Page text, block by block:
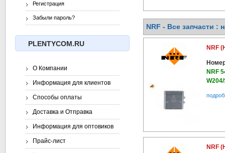
NRF - Все запчасти :
NRF
NRF
NRF
Регистрация
Забыли пароль?
PLENTYCOM.RU
О Компании
Информация для клиентов
Способы оплаты
Доставка и Отправка
Информация для оптовиков
Прайс-лист